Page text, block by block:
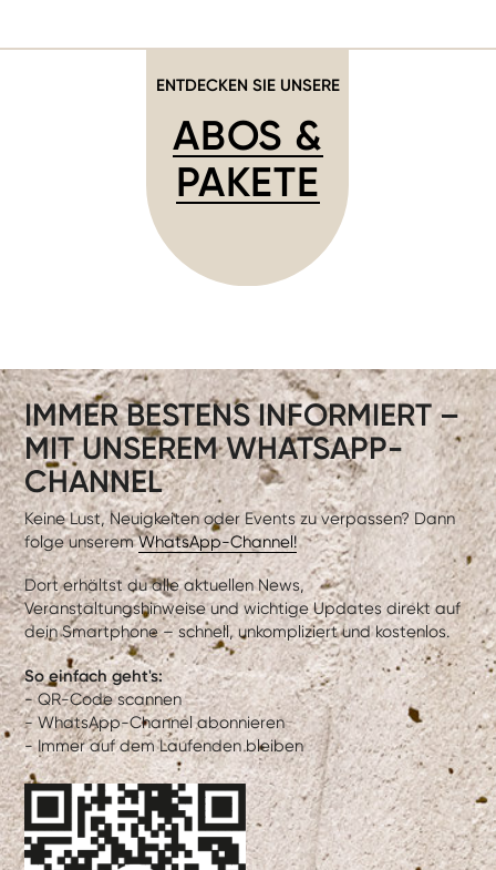
ENTDECKEN SIE UNSERE
ABOS &
PAKETE
IMMER BESTENS INFORMIERT –
MIT UNSEREM WHATSAPP-
CHANNEL
Keine Lust, Neuigkeiten oder Events zu verpassen? Dann
folge unseremWhatsApp-Channel!
Dort erhältst du alle aktuellen News,
Veranstaltungshinweise und wichtige Updates direkt auf
dein Smartphone – schnell, unkompliziert und kostenlos.
So einfach geht's:
- QR-Code scannen
- WhatsApp-Channel abonnieren
- Immer auf dem Laufenden bleiben